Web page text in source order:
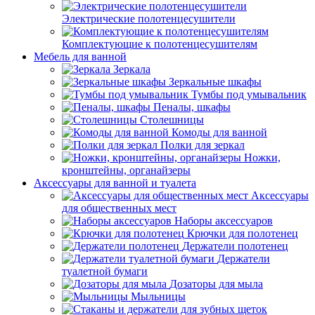
Электрические полотенцесушители
Комплектующие к полотенцесушителям
Мебель для ванной
Зеркала
Зеркальные шкафы
Тумбы под умывальник
Пеналы, шкафы
Столешницы
Комоды для ванной
Полки для зеркал
Ножки,
кронштейны, органайзеры
Аксессуары для ванной и туалета
Аксессуары
для общественных мест
Наборы аксессуаров
Крючки для полотенец
Держатели полотенец
Держатели
туалетной бумаги
Дозаторы для мыла
Мыльницы